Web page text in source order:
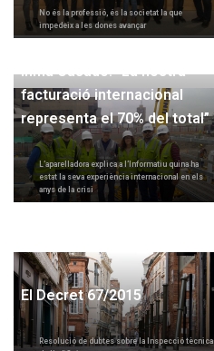
No és la professió, és la societat la que
impedeix a les dones avançar
Inma Casado: “La nostra
facturació internacional
representa el 70% del total”
L’aparelladora explica a l’Informatiu quina ha
estat la seva experiència internacional en els
anys de la crisi
El Decret 67/2015
Resolució de dubtes sobre la Inspecció tècnica